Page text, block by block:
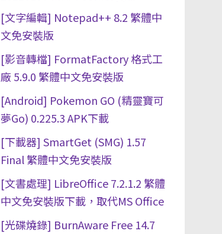
[文字編輯] Notepad++ 8.2 繁體中
文免安裝版
[影音轉檔] FormatFactory 格式工
廠 5.9.0 繁體中文免安裝版
[Android] Pokemon GO (精靈寶可
夢Go) 0.225.3 APK下載
[下載器] SmartGet (SMG) 1.57
Final 繁體中文免安裝版
[文書處理] LibreOffice 7.2.1.2 繁體
中文免安裝版下載，取代MS Office
[光碟燒錄] BurnAware Free 14.7